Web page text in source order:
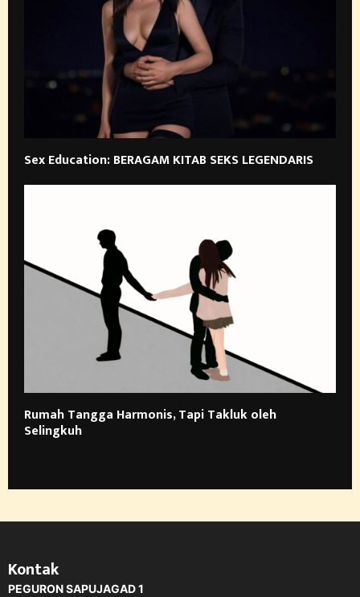
Sex Education: BERAGAM KITAB SEKS LEGENDARIS
Rumah Tangga Harmonis, Tapi Takluk oleh
Selingkuh
Kontak
PEGURON SAPUJAGAD 1